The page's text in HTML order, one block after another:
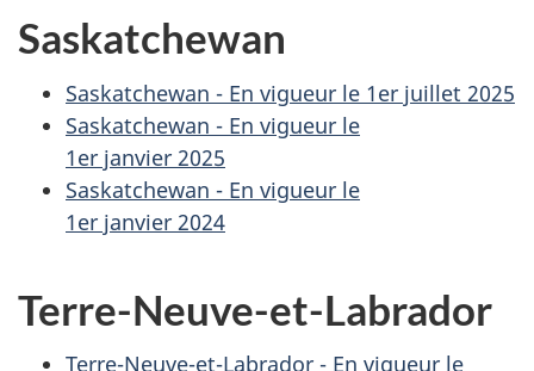
Saskatchewan
Saskatchewan - En vigueur le 1er juillet 2025
Saskatchewan - En vigueur le
1er janvier 2025
Saskatchewan - En vigueur le
1er janvier 2024
Terre-Neuve-et-Labrador
Terre-Neuve-et-Labrador - En vigueur le